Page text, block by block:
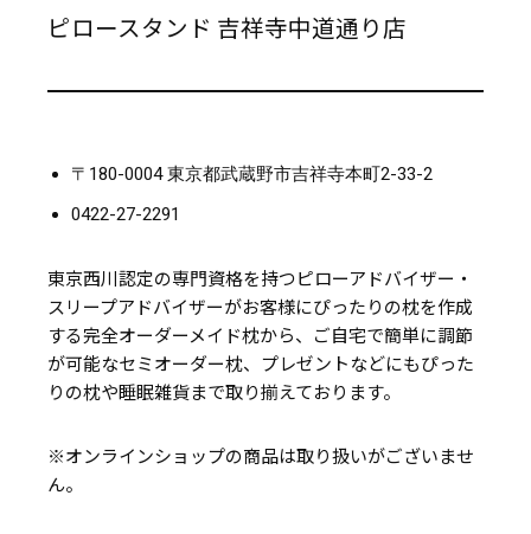
ピロースタンド 吉祥寺中道通り店
〒180-0004 東京都武蔵野市吉祥寺本町2-33-2
0422-27-2291
東京西川認定の専門資格を持つピローアドバイザー・
スリープアドバイザーがお客様にぴったりの枕を作成
する完全オーダーメイド枕から、ご自宅で簡単に調節
が可能なセミオーダー枕、プレゼントなどにもぴった
りの枕や睡眠雑貨まで取り揃えております。
※オンラインショップの商品は取り扱いがございませ
ん。